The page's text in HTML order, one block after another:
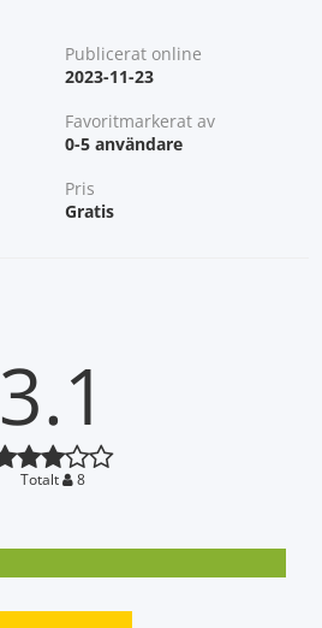
Publicerat online
2023-11-23
Favoritmarkerat av
0-5 användare
Pris
Gratis
3.1
Totalt 8